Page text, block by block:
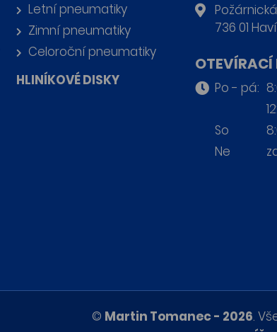
Letní pneumatiky
Zimní pneumatiky
Celoroční pneumatiky
HLINÍKOVÉ DISKY
736 01
OTEVÍRACÍ
Po - pá:
So
Ne
© Martin Tomanec - 2026.